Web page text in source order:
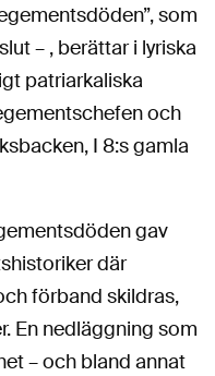
som
– , berättar i lyriska
patriarkaliska
och
I 8:s gamla
gav
där
förband skildras,
En nedläggning som
– och bland annat